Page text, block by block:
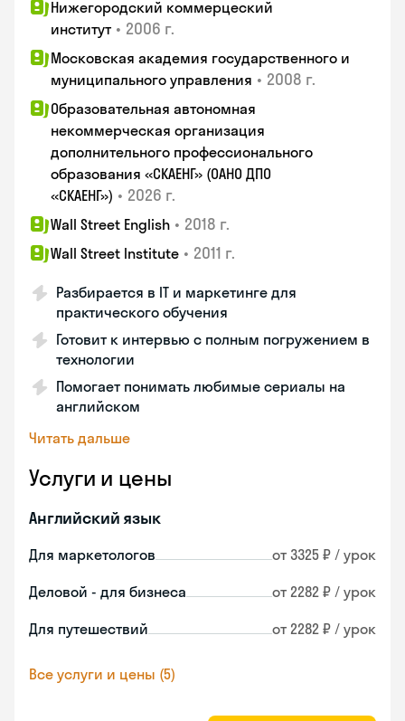
Нижегородский коммерцеский
институт • 2006 г.
Московская академия государственного и
муниципального управления • 2008 г.
Образовательная автономная
некоммерческая организация
дополнительного профессионального
образования «СКАЕНГ» (ОАНО ДПО
«СКАЕНГ») • 2026 г.
Wall Street English • 2018 г.
Wall Street Institute • 2011 г.
Разбирается в IT и маркетинге для
практического обучения
Готовит к интервью с полным погружением в
технологии
Помогает понимать любимые сериалы на
английском
Читать дальше
Услуги и цены
Английский язык
Для маркетологов от 3325 ₽ / урок
Деловой - для бизнеса от 2282 ₽ / урок
Для путешествий от 2282 ₽ / урок
Все услуги и цены (5)